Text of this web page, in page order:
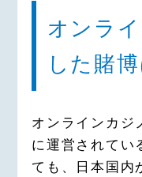
オンラ
した賭
オンラインカジ
に運営されてい
ても、日本国内